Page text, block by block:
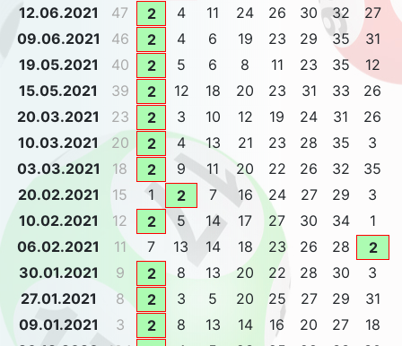
12.06.2021
47 2 4 11 24 26 30 32
27
09.06.2021
46 2 4 6 19 23 29 35
31
19.05.2021
40 2 5 6 8 11 23 35
12
15.05.2021
39 2 12 18 20 23 31 33
26
20.03.2021
23 2 3 10 12 19 24 31
26
10.03.2021
20 2 4 13 21 23 28 35
3
03.03.2021
18 2 9 11 20 22 26 32
35
20.02.2021
15 1 2 7 16 24 27 29
3
10.02.2021
12 2 5 14 17 27 30 34
1
06.02.2021
11 7 13 14 18 23 26 28
2
30.01.2021
9 2 8 13 20 22 28 30
3
27.01.2021
8 2 3 5 20 25 27 29
31
09.01.2021
3 2 8 13 14 16 20 27
18